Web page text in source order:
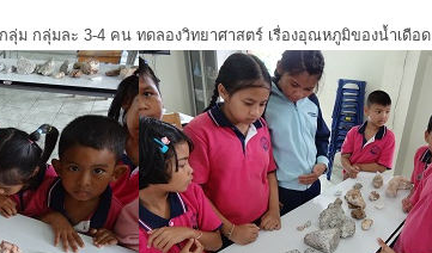
ลุ่ม กลุ่มละ 3-4 คน ทดลองวิทยาศาสตร์ เรื่องอุณหภูมิของน้ำเดือด